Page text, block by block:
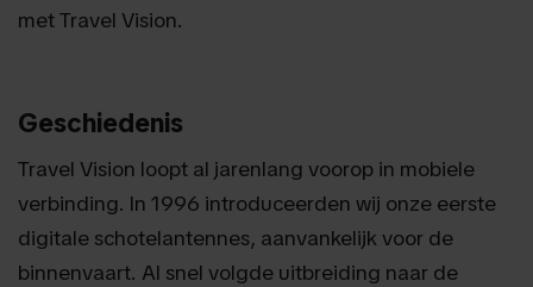
met Travel Vision.
Geschiedenis
Travel Vision loopt al jarenlang voorop in mobiele
verbinding. In 1996 introduceerden wij onze eerste
digitale schotelantennes, aanvankelijk voor de
binnenvaart. Al snel volgde uitbreiding naar de